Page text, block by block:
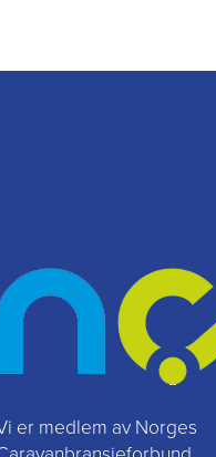
er medlem av Norges